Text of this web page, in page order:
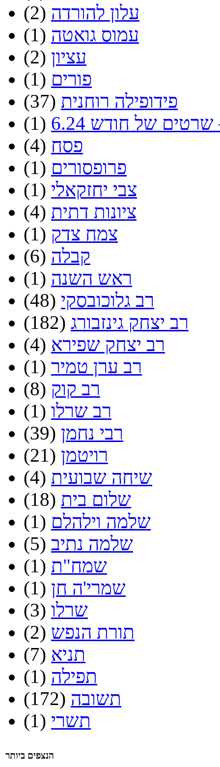
עלון להורדה (2)
עמוס גואטה (1)
עציון (2)
פורים (1)
פידופילה רוחנית (37)
של חודש 6.24
(1)
פסח (4)
פרופסורים (1)
צבי יחזקאלי (1)
ציונות דתית (4)
צמח צדק (1)
קבלה (6)
ראש השנה (1)
רב גלוכובסקי (48)
רב יצחק גינזבורג (182)
רב יצחק שפירא (4)
רב ערן טמיר (1)
רב קוק (8)
רב שרלו (1)
רבי נחמן (39)
רויטמן (21)
שיחה שבועית (4)
שלום בית (18)
שלמה וילהלם (1)
שלמה נתיב (5)
שמח"ת (1)
שמרי'ה חן (1)
שרלו (3)
תורת הנפש (2)
תניא (7)
תפילה (1)
תשובה (172)
תשרי (1)
הנצפים ביותר